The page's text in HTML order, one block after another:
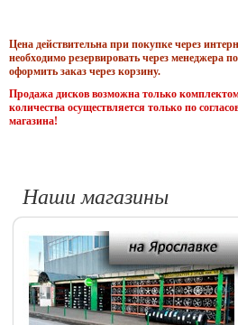
Цена действительна при покупке через
необходимо резервировать через менеджера
оформить заказ через корзину.
Продажа дисков возможна только
количества осуществляется только по
магазина!
Наши магазины